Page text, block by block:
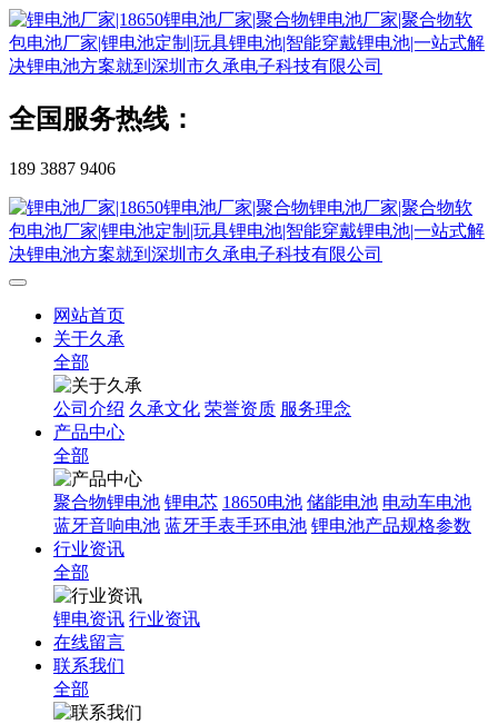
全国服务热线：
189 3887 9406
网站首页
关于久承
全部
公司介绍 久承文化 荣誉资质 服务理念
产品中心
全部
聚合物锂电池 锂电芯 18650电池 储能电池 电动车电池
蓝牙音响电池 蓝牙手表手环电池 锂电池产品规格参数
行业资讯
全部
锂电资讯 行业资讯
在线留言
联系我们
全部